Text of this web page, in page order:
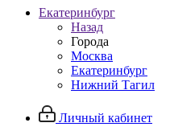
Екатеринбург
Назад
Города
Москва
Екатеринбург
Нижний Тагил
Личный кабинет